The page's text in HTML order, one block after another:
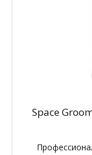
Space